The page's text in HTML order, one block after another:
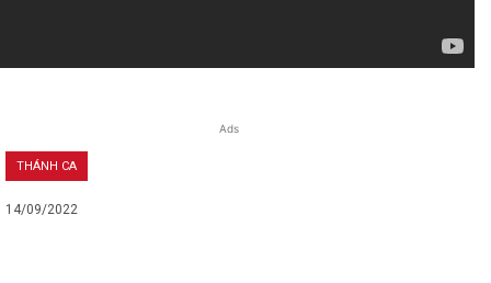
Ads
THÁNH CA
14/09/2022